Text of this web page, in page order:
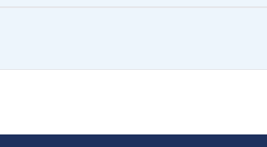
| Titanium